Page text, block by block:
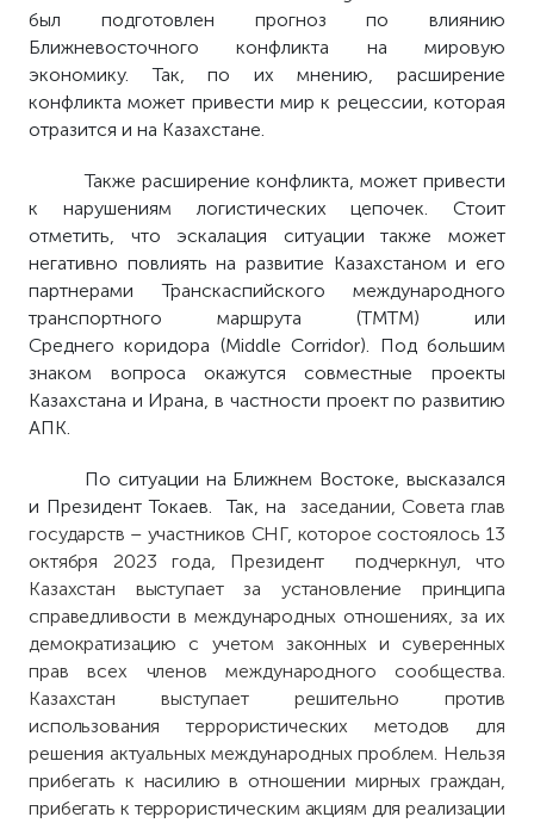
был подготовлен прогноз по влиянию
Ближневосточного конфликта на мировую
экономику. Так, по их мнению, расширение
конфликта может привести мир к рецессии, которая
отразится и на Казахстане.
Также расширение конфликта, может привести
к нарушениям логистических цепочек. Стоит
отметить, что эскалация ситуации также может
негативно повлиять на развитие Казахстаном и его
партнерами Транскаспийского международного
транспортного маршрута (ТМТМ) или
Среднего коридора (Middle Corridor). Под большим
знаком вопроса окажутся совместные проекты
Казахстана и Ирана, в частности проект по развитию
АПК.
По ситуации на Ближнем Востоке, высказался
и Президент Токаев. Так, на
заседании, Совета глав
государств – участников СНГ, которое состоялось 13
октября 2023 года, Президент подчеркнул, что
Казахстан выступает за установление принципа
справедливости в международных отношениях, за их
демократизацию с учетом законных и суверенных
прав всех членов международного сообщества.
Казахстан выступает решительно против
использования террористических методов для
решения актуальных международных проблем. Нельзя
прибегать к насилию в отношении мирных граждан,
прибегать к террористическим акциям для реализации